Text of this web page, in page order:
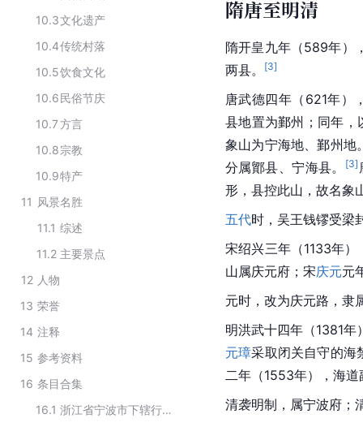
10.3文化遗产
10.4传统村落
10.5饮食文化
10.6民俗节庆
10.7方言
10.8宗教
10.9特产
11 风景名胜
11.1 综述
11.2 主要景点
12 人物
13 荣誉
14 注释
15 参考资料
16 条目合集
16.1
浙江省宁波市下辖行政区划
隋唐至明清
隋开皇九年（589年）
两县。
[3]
唐武德四年（621年）
县地置为鄞州；同年
象山为宁海地、鄞州地
分属鄮县、宁海县。
[3]
形，县控此山，故名象
五代时，吴王钱镠受梁
宋绍兴三年（1133年
山属庆元府；宋庆元元
元时，改为庆元路，隶
明洪武十四年（1381年
元璋采取闭关自守的海
二年（1553年），海道
清袭明制，属宁波府；